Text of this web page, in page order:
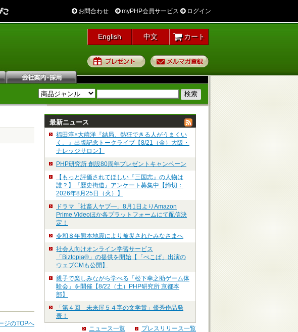
お問合わせ myPHP会員サービス ログイン
English 中文 カート
プレゼント
ジのTOPへ
最新ニュース
福田淳×大﨑洋『結局、熱狂できる人がうまくい
く。』出版記念トークライブ【8/21（金）大阪・
ナレッジサロン】
PHP研究所 創設80周年プレゼントキャンペーン
【もっと評価されてほしい『三国志』の人物は
誰？】『歴史街道』アンケート募集中【締切：
2026年8月25日（火）】
ドラマ「社畜人ヤブ―」8月1日よりAmazon
Prime Videoほか各プラットフォームにて配信決
定！
令和８年熊本地震により被災されたみなさまへ
社会人向けオンライン学習サービス
「Biztopia®」の提供を開始【「ぺこぱ」出演の
ウェブCMも公開】
親子で楽しみながら学べる「松下幸之助ゲーム体
験会」を開催【8/22（土）PHP研究所 京都本
部】
「第４回 未来屋５４字の文学賞」優秀作品発
表！
ニュース一覧
プレスリリース一覧